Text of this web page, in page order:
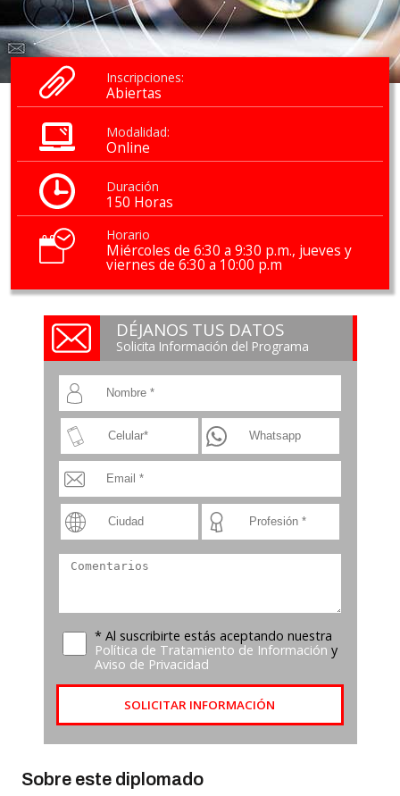
Inscripciones:
Abiertas
Modalidad:
Online
Duración
150 Horas
Horario
Miércoles de 6:30 a 9:30 p.m., jueves y
viernes de 6:30 a 10:00 p.m
DÉJANOS TUS DATOS
Solicita Información del Programa
* Al suscribirte estás aceptando nuestra
Política de Tratamiento de Información y
Aviso de Privacidad
SOLICITAR INFORMACIÓN
Sobre este diplomado